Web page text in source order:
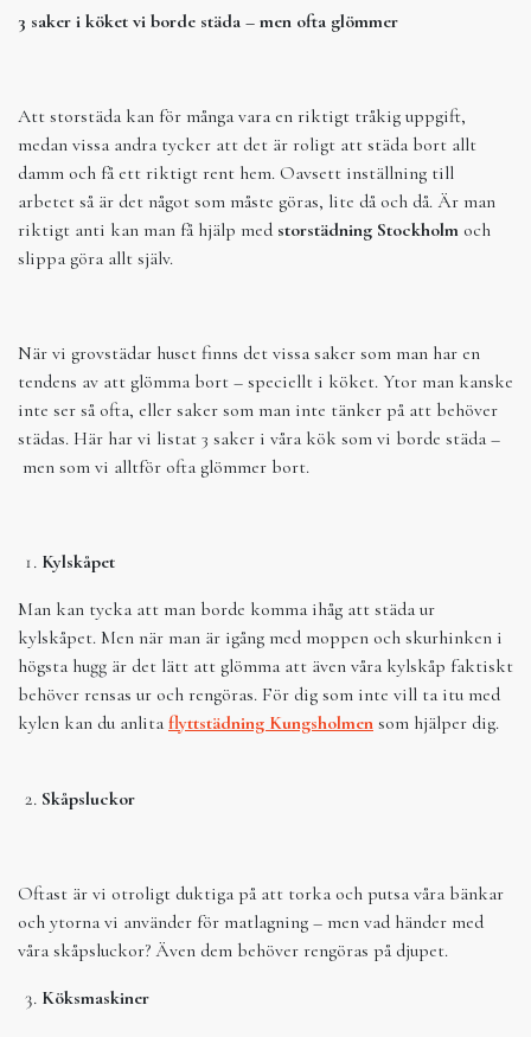
3 saker i köket vi borde städa – men ofta glömmer
Att storstäda kan för många vara en riktigt tråkig uppgift,
medan vissa andra tycker att det är roligt att städa bort allt
damm och få ett riktigt rent hem. Oavsett inställning till
arbetet så är det något som måste göras, lite då och då. Är man
riktigt anti kan man få hjälp med storstädning Stockholm och
slippa göra allt själv.
När vi grovstädar huset finns det vissa saker som man har en
tendens av att glömma bort – speciellt i köket. Ytor man kanske
inte ser så ofta, eller saker som man inte tänker på att behöver
städas. Här har vi listat 3 saker i våra kök som vi borde städa –
men som vi alltför ofta glömmer bort.
Kylskåpet
Man kan tycka att man borde komma ihåg att städa ur
kylskåpet. Men när man är igång med moppen och skurhinken i
högsta hugg är det lätt att glömma att även våra kylskåp faktiskt
behöver rensas ur och rengöras. För dig som inte vill ta itu med
kylen kan du anlita flyttstädning Kungsholmen som hjälper dig.
Skåpsluckor
Oftast är vi otroligt duktiga på att torka och putsa våra bänkar
och ytorna vi använder för matlagning – men vad händer med
våra skåpsluckor? Även dem behöver rengöras på djupet.
Köksmaskiner